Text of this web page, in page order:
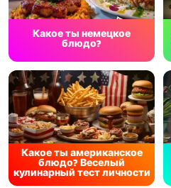
Какое ты немецкое
блюдо?
Какое ты американское
блюдо? Веселый
кулинарный тест личности